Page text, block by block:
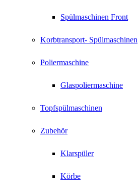
Spülmaschinen Front
Korbtransport- Spülmaschinen
Poliermaschine
Glaspoliermaschine
Topfspülmaschinen
Zubehör
Klarspüler
Körbe